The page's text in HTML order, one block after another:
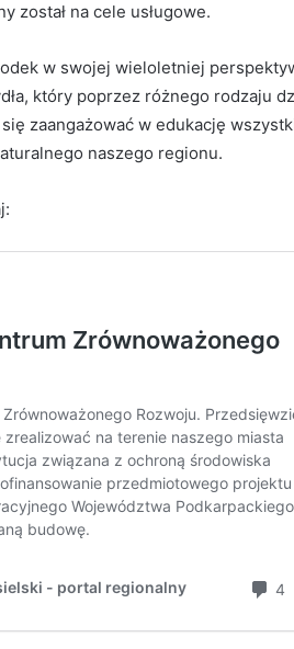
został na cele usługowe.
w swojej wieloletniej
który poprzez różnego rodzaju
zaangażować w edukację
naszego regionu.